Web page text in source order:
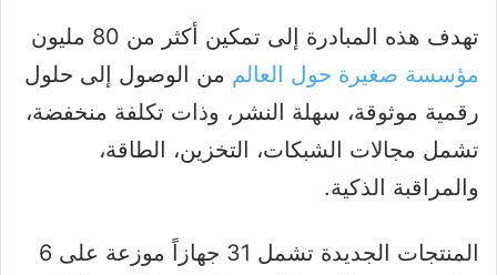
تهدف هذه المبادرة إلى تمكين أكثر من 80 مليون
مؤسسة صغيرة حول العالم من الوصول إلى حلول
رقمية موثوقة، سهلة النشر، وذات تكلفة منخفضة،
تشمل مجالات الشبكات، التخزين، الطاقة،
والمراقبة الذكية.
المنتجات الجديدة تشمل 31 جهازاً موزعة على 6